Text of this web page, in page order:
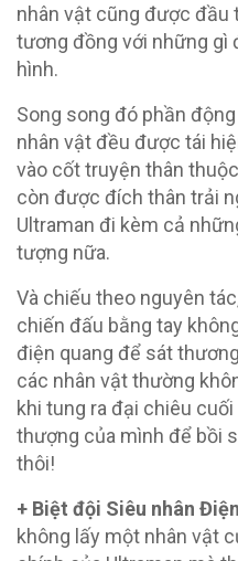
nhân vật cũng được đầu
tương đồng với những gì
hình.
Song song đó phần
nhân vật đều được tái
vào cốt truyện thân
còn được đích thân trải
Ultraman đi kèm cả
tượng nữa.
Và chiếu theo nguyên
chiến đấu bằng tay
điện quang để sát
các nhân vật thường
khi tung ra đại chiêu
thượng của mình để bồi
thôi!
+ Biệt đội Siêu nhân
không lấy một nhân vật